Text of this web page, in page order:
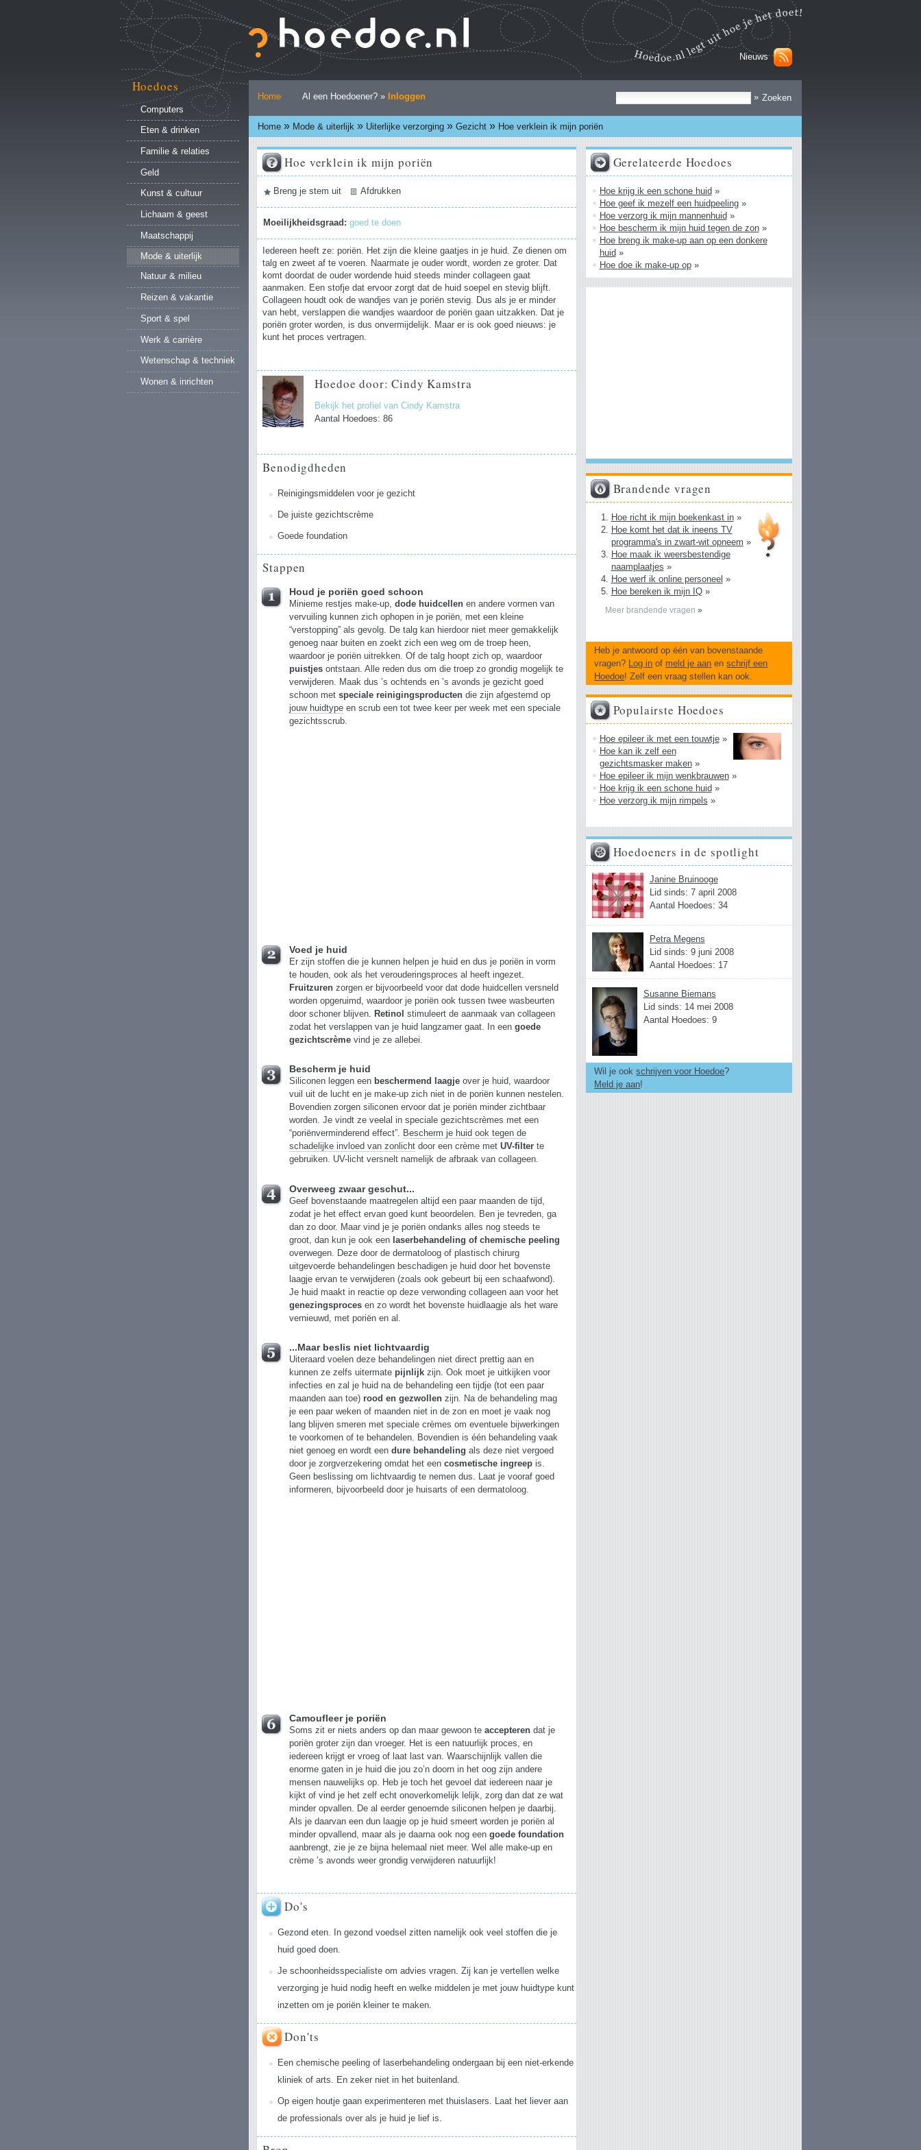
naar
inhoud.
Ga
naar
navigatie
Nieuws
»
Persoonlijke
hulpmiddelen
Home Al een Hoedoener? » Inloggen
Home » Mode & uiterlijk » Uiterlijke verzorging » Gezicht » Hoe verklein ik mijn poriën
Hoedoes
Computers
Eten & drinken
Familie & relaties
Geld
Kunst & cultuur
Lichaam & geest
Maatschappij
Mode & uiterlijk
Natuur & milieu
Reizen & vakantie
Sport & spel
Werk & carrière
Wetenschap & techniek
Wonen & inrichten
Hoe verklein ik mijn poriën
Document
Breng je stem uit Afdrukken
Moeilijkheidsgraad: goed te doen
Iedereen heeft ze: poriën. Het zijn die kleine gaatjes in je huid. Ze dienen om
talg en zweet af te voeren. Naarmate je ouder wordt, worden ze groter. Dat
komt doordat de ouder wordende huid steeds minder collageen gaat
aanmaken. Een stofje dat ervoor zorgt dat de huid soepel en stevig blijft.
Collageen houdt ook de wandjes van je poriën stevig. Dus als je er minder
van hebt, verslappen die wandjes waardoor de poriën gaan uitzakken. Dat je
poriën groter worden, is dus onvermijdelijk. Maar er is ook goed nieuws: je
kunt het proces vertragen.
Hoedoe door: Cindy Kamstra
Bekijk het profiel van Cindy Kamstra
Aantal Hoedoes: 86
Benodigdheden
Reinigingsmiddelen voor je gezicht
De juiste gezichtscrème
Goede foundation
Stappen
Houd je poriën goed schoon
Minieme restjes make-up,dode huidcellen en andere vormen van
vervuiling kunnen zich ophopen in je poriën, met een kleine
“verstopping” als gevolg. De talg kan hierdoor niet meer gemakkelijk
genoeg naar buiten en zoekt zich een weg om de troep heen,
waardoor je poriën uitrekken. Of de talg hoopt zich op, waardoor
puistjes ontstaan. Alle reden dus om die troep zo grondig mogelijk te
verwijderen. Maak dus ’s ochtends en ’s avonds je gezicht goed
schoon metspeciale reinigingsproducten die zijn afgestemd op
jouw huidtype en scrub een tot twee keer per week met een speciale
gezichtsscrub.
Voed je huid
Er zijn stoffen die je kunnen helpen je huid en dus je poriën in vorm
te houden, ook als het verouderingsproces al heeft ingezet.
Fruitzuren zorgen er bijvoorbeeld voor dat dode huidcellen versneld
worden opgeruimd, waardoor je poriën ook tussen twee wasbeurten
door schoner blijven. Retinol stimuleert de aanmaak van collageen
zodat het verslappen van je huid langzamer gaat. In eengoede
gezichtscrème vind je ze allebei.
Bescherm je huid
Siliconen leggen een beschermend laagje over je huid, waardoor
vuil uit de lucht en je make-up zich niet in de poriën kunnen nestelen.
Bovendien zorgen siliconen ervoor dat je poriën minder zichtbaar
worden. Je vindt ze veelal in speciale gezichtscrèmes met een
“poriënverminderend effect”. Bescherm je huid ook tegen de
schadelijke invloed van zonlicht door een crème metUV-filter te
gebruiken. UV-licht versnelt namelijk de afbraak van collageen.
Overweeg zwaar geschut...
Geef bovenstaande maatregelen altijd een paar maanden de tijd,
zodat je het effect ervan goed kunt beoordelen. Ben je tevreden, ga
dan zo door. Maar vind je je poriën ondanks alles nog steeds te
groot, dan kun je ook een laserbehandeling of chemische peeling
overwegen. Deze door de dermatoloog of plastisch chirurg
uitgevoerde behandelingen beschadigen je huid door het bovenste
laagje ervan te verwijderen (zoals ook gebeurt bij een schaafwond).
Je huid maakt in reactie op deze verwonding collageen aan voor het
genezingsproces en zo wordt het bovenste huidlaagje als het ware
vernieuwd, met poriën en al.
...Maar beslis niet lichtvaardig
Uiteraard voelen deze behandelingen niet direct prettig aan en
kunnen ze zelfs uitermate pijnlijk zijn. Ook moet je uitkijken voor
infecties en zal je huid na de behandeling een tijdje (tot een paar
maanden aan toe) rood en gezwollen zijn. Na de behandeling mag
je een paar weken of maanden niet in de zon en moet je vaak nog
lang blijven smeren met speciale crèmes om eventuele bijwerkingen
te voorkomen of te behandelen. Bovendien is één behandeling vaak
niet genoeg en wordt eendure behandeling als deze niet vergoed
door je zorgverzekering omdat het eencosmetische ingreep is.
Geen beslissing om lichtvaardig te nemen dus. Laat je vooraf goed
informeren, bijvoorbeeld door je huisarts of een dermatoloog.
Camoufleer je poriën
Soms zit er niets anders op dan maar gewoon teaccepteren dat je
poriën groter zijn dan vroeger. Het is een natuurlijk proces, en
iedereen krijgt er vroeg of laat last van. Waarschijnlijk vallen die
enorme gaten in je huid die jou zo’n doorn in het oog zijn andere
mensen nauwelijks op. Heb je toch het gevoel dat iedereen naar je
kijkt of vind je het zelf echt onoverkomelijk lelijk, zorg dan dat ze wat
minder opvallen. De al eerder genoemde siliconen helpen je daarbij.
Als je daarvan een dun laagje op je huid smeert worden je poriën al
minder opvallend, maar als je daarna ook nog eengoede foundation
aanbrengt, zie je ze bijna helemaal niet meer. Wel alle make-up en
crème ’s avonds weer grondig verwijderen natuurlijk!
Do's
Gezond eten. In gezond voedsel zitten namelijk ook veel stoffen die je
huid goed doen.
Je schoonheidsspecialiste om advies vragen. Zij kan je vertellen welke
verzorging je huid nodig heeft en welke middelen je met jouw huidtype kunt
inzetten om je poriën kleiner te maken.
Don'ts
Een chemische peeling of laserbehandeling ondergaan bij een niet-erkende
kliniek of arts. En zeker niet in het buitenland.
Op eigen houtje gaan experimenteren met thuislasers. Laat het liever aan
de professionals over als je huid je lief is.
Gerelateerde Hoedoes
Hoe krijg ik een schone huid »
Hoe geef ik mezelf een huidpeeling»
Hoe verzorg ik mijn mannenhuid »
Hoe bescherm ik mijn huid tegen de zon»
Hoe breng ik make-up aan op een donkere
huid »
Hoe doe ik make-up op»
Brandende vragen
Hoe richt ik mijn boekenkast in»
Hoe komt het dat ik ineens TV
programma's in zwart-wit opneem »
Hoe maak ik weersbestendige
naamplaatjes »
Hoe werf ik online personeel »
Hoe bereken ik mijn IQ»
Meer brandende vragen »
Heb je antwoord op één van bovenstaande
vragen?
Log in of meld je aan enschrijf een
Hoedoe! Zelf een vraag stellen kan ook.
Populairste Hoedoes
Hoe epileer ik met een touwtje»
Hoe kan ik zelf een
gezichtsmasker maken»
Hoe epileer ik mijn wenkbrauwen»
Hoe krijg ik een schone huid »
Hoe verzorg ik mijn rimpels »
Hoedoeners in de spotlight
Janine Bruinooge
Lid sinds: 7 april 2008
Aantal Hoedoes: 34
Petra Megens
Lid sinds: 9 juni 2008
Aantal Hoedoes: 17
Susanne Biemans
Lid sinds: 14 mei 2008
Aantal Hoedoes: 9
Wil je ookschrijven voor Hoedoe?
Meld je aan!